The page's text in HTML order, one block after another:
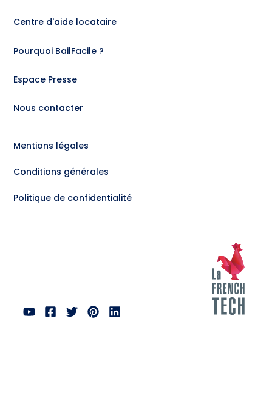
Centre d'aide locataire
Pourquoi BailFacile ?
Espace Presse
Nous contacter
Mentions légales
Conditions générales
Politique de confidentialité